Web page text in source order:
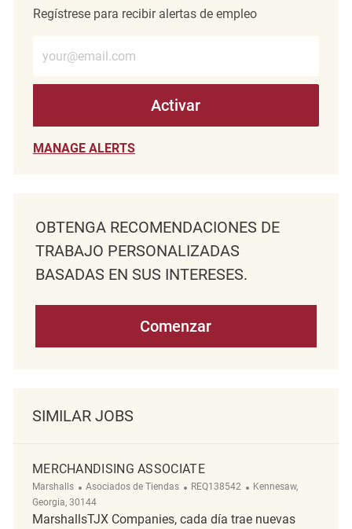
Regístrese para recibir alertas de empleo
Activar
MANAGE ALERTS
OBTENGA RECOMENDACIONES DE
TRABAJO PERSONALIZADAS
BASADAS EN SUS INTERESES.
Comenzar
SIMILAR JOBS
MERCHANDISING ASSOCIATE
Marshalls Categoría
Asociados de Tiendas ReqId
REQ138542 Ubicación
Kennesaw,
Georgia, 30144
MarshallsTJX Companies, cada día trae nuevas